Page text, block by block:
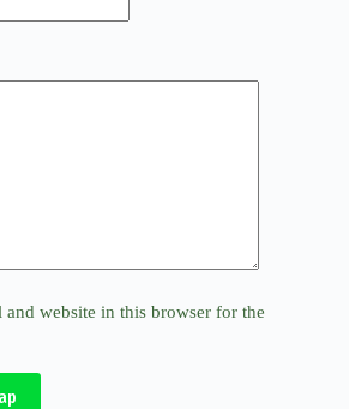
and website in this browser for the